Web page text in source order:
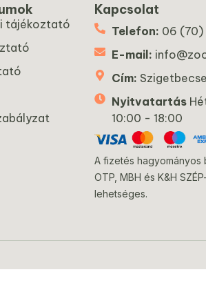
tájékoztató
Kapcsolat
Telefon: 06 (70)
E-mail:
Cím:
Nyitvatartás
10:00 - 18:00
A fizetés hagyományos
OTP, MBH és K&H
lehetséges.